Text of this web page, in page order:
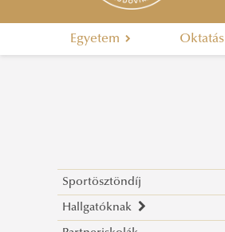
Egyetem Oktatás
Sportösztöndíj
Hallgatóknak